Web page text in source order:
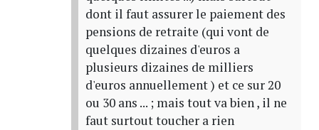
dont il faut assurer le paiement des
pensions de retraite (qui vont de
quelques dizaines d'euros a
plusieurs dizaines de milliers
d'euros annuellement ) et ce sur 20
ou 30 ans ... ; mais tout va bien , il ne
faut surtout toucher a rien